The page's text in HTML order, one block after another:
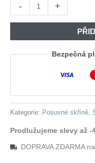
-
s
dveřmi
BRITTO
množství
+
Bezpečná
Kategorie: Posuvné skříně,
Prodlužujeme slevy až -
DOPRAVA ZDARMA